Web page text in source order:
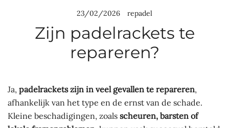
23/02/2026 repadel
Zijn padelrackets te
repareren?
Ja, padelrackets zijn in veel gevallen te repareren,
afhankelijk van het type en de ernst van de schade.
Kleine beschadigingen, zoals scheuren, barsten of